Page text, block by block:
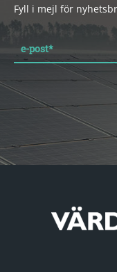
Fyll i mejl för
e-post*